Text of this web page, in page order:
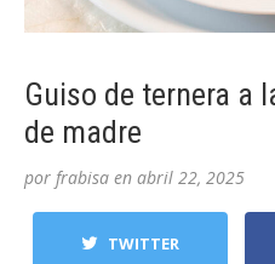
Guiso de ternera a
de madre
por frabisa en abril 22, 2025
TWITTER